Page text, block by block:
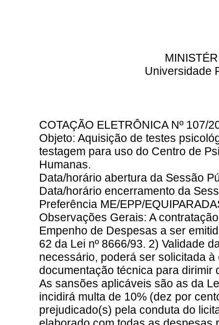
Universidade
COTAÇÃO ELETRÔNICA Nº 107/
Objeto: Aquisição de testes
testagem para uso do Centro de
Humanas.
Data/horário abertura da Sessão
Data/horário encerramento da
Preferência ME/EPP/
Observações Gerais: A
Empenho de Despesas a ser
62 da Lei nº 8666/93. 2) Validade
necessário, poderá ser solicitada
documentação técnica para
As sansões aplicáveis são as da
incidirá multa de 10% (dez por
prejudicado(s) pela conduta do